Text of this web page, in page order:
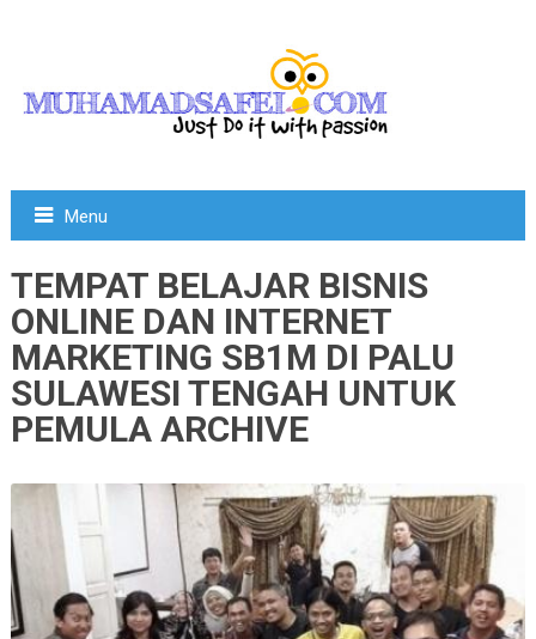
Menu
TEMPAT BELAJAR BISNIS
ONLINE DAN INTERNET
MARKETING SB1M DI PALU
SULAWESI TENGAH UNTUK
PEMULA ARCHIVE